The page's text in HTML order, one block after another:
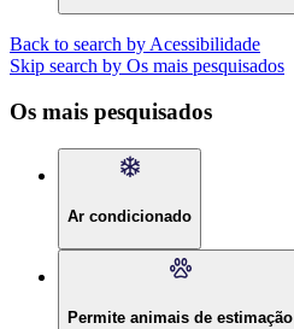
Back to search by Acessibilidade
Skip search by Os mais pesquisados
Os mais pesquisados
Ar condicionado
Permite animais de estimação